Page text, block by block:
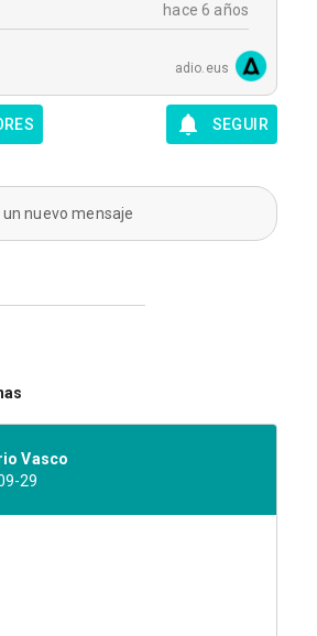
hace 6 años
adio.eus
SEGUIR
nuevo mensaje
Vasco
29